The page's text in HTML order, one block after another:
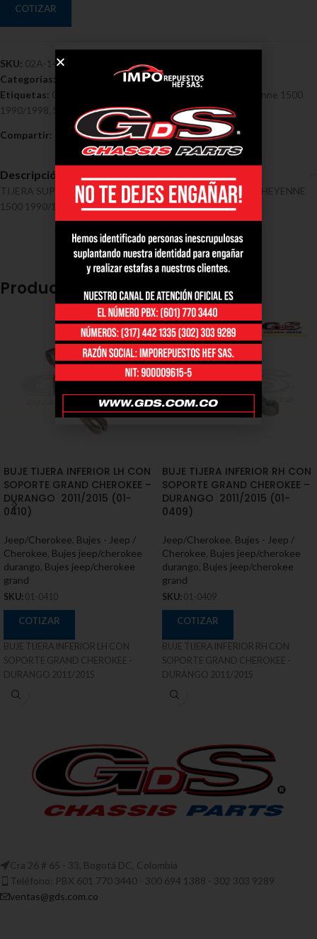
COTIZAR
SKU: 02A-1418
Categorías:
Tensores y Tijeras - Chevrolet
Etiquetas: Chevrolet
Derecha Completa Chevrolet Cheyenne 1500
1990/1998 Superior,Tijera
Compartir:
Descripción
TIJERA SUPERIOR DERECHA COMPLETA CHEVROLET CHEYENNE
1500 1990/1998
Productos relacionados
BUJE TIJERA INFERIOR LH CON
SOPORTE GRAND CHEROKEE –
DURANGO 2011/2015 (01-
0410)
Jeep/Cherokee Bujes - Jeep /
Cherokee Bujes jeep/cherokee
durango Bujes jeep/cherokee
grand
SKU: 01-0410
COTIZAR
BUJE TIJERA INFERIOR LH CON
SOPORTE GRAND CHEROKEE -
DURANGO 2011/2015
BUJE TIJERA INFERIOR RH CON
SOPORTE GRAND CHEROKEE –
DURANGO 2011/2015 (01-
0409)
Jeep/Cherokee Bujes - Jeep /
Cherokee Bujes jeep/cherokee
durango Bujes jeep/cherokee
grand
SKU: 01-0409
COTIZAR
BUJE TIJERA INFERIOR RH CON
SOPORTE GRAND CHEROKEE -
DURANGO 2011/2015
Cra 26 # 65 - 33, Bogotá DC, Colombia
Teléfono: PBX 601 770 3440 - 300 694 1388 - 302 303 9289
ventas@gds.com.co